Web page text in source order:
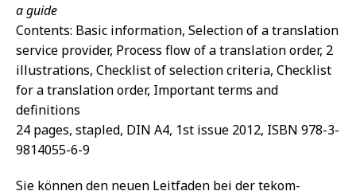
a guide
Contents: Basic information, Selection of a translation
service provider, Process flow of a translation order, 2
illustrations, Checklist of selection criteria, Checklist
for a translation order, Important terms and
definitions
24 pages, stapled, DIN A4, 1st issue 2012, ISBN 978-3-
9814055-6-9
Sie können den neuen Leitfaden bei der tekom-